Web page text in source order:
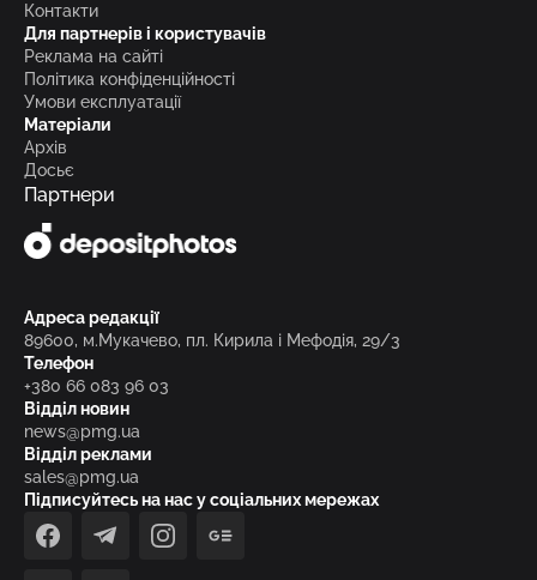
Контакти
Для партнерів і користувачів
Реклама на сайті
Політика конфіденційності
Умови експлуатації
Матеріали
Архів
Досьє
Партнери
Адреса редакції
89600, м.Мукачево, пл. Кирила і Мефодія, 29/3
Телефон
+380 66 083 96 03
Відділ новин
news@pmg.ua
Відділ реклами
sales@pmg.ua
Підписуйтесь на нас у соціальних мережах
facebooktelegraminstagramgoogle_news